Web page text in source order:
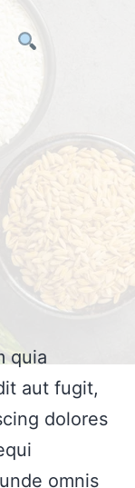
quia
aut fugit,
dolores
omnis